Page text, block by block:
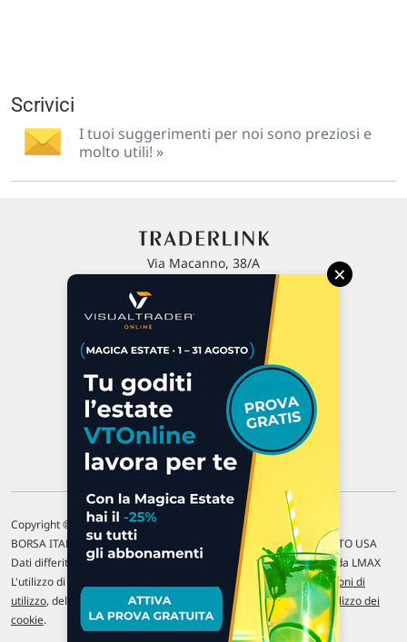
Scrivici
I tuoi suggerimenti per noi sono preziosi e
molto utili! »
Via Macanno, 38/A
P.IVA 02 452 460 401
Chi siamo
Commenti e segnalazioni
Contattaci
Copyright © 1996-2026 Traderlink Italia s.r.l.
BORSA ITALIANA Quotazioni di borsa differite di 15 min. / MERCATO USA
Dati differiti di 15 min. (fonte Intrinio) / FOREX Quotazioni fornite da LMAX
L'utilizzo di questo sito implica l'accettazione delle nostre Condizioni di
utilizzo, del Disclaimer MAR, delle Politiche sulla privacye dell' Utilizzo dei
cookie.
×